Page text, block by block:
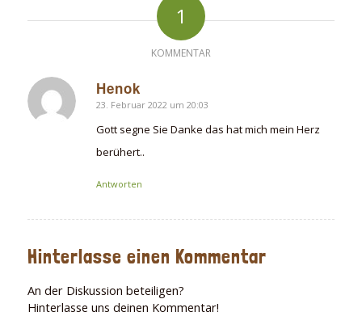
1
KOMMENTAR
Henok
sagte:
23. Februar 2022 um 20:03
Gott segne Sie Danke das hat mich mein Herz
berühert..
Antworten
Hinterlasse einen Kommentar
An der Diskussion beteiligen?
Hinterlasse uns deinen Kommentar!